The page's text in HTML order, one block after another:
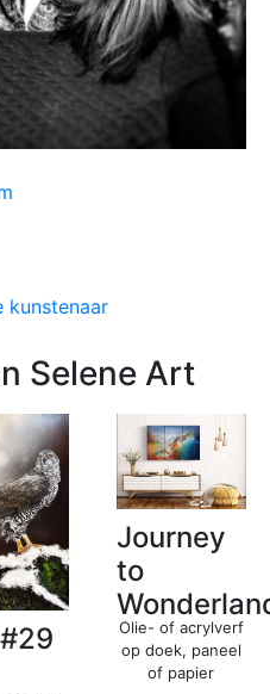
kunstenaar
Selene Art
Journey
to
Olie- of acrylverf
op doek, paneel
of papier